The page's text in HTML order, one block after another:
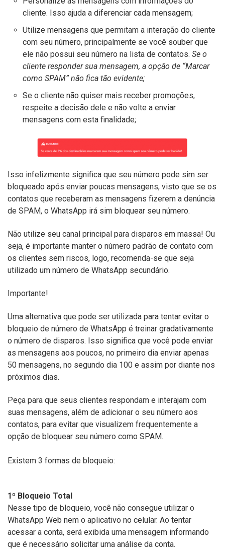
cliente. Isso ajuda a diferenciar cada mensagem;
Utilize mensagens que permitam a interação do cliente
com seu número, principalmente se você souber que
ele não possui seu número na lista de contatos. Se o
cliente responder sua mensagem, a opção de “Marcar
como SPAM” não fica tão evidente;
Se o cliente não quiser mais receber promoções,
respeite a decisão dele e não volte a enviar
mensagens com esta finalidade;
Isso infelizmente significa que seu número pode sim ser
bloqueado após enviar poucas mensagens, visto que se os
contatos que receberam as mensagens fizerem a denúncia
de SPAM, o WhatsApp irá sim bloquear seu número.
Não utilize seu canal principal para disparos em massa! Ou
seja, é importante manter o número padrão de contato com
os clientes sem riscos, logo, recomenda-se que seja
utilizado um número de WhatsApp secundário.
Importante!
Uma alternativa que pode ser utilizada para tentar evitar o
bloqueio de número de WhatsApp é treinar gradativamente
o número de disparos. Isso significa que você pode enviar
as mensagens aos poucos, no primeiro dia enviar apenas
50 mensagens, no segundo dia 100 e assim por diante nos
próximos dias.
Peça para que seus clientes respondam e interajam com
suas mensagens, além de adicionar o seu número aos
contatos, para evitar que visualizem frequentemente a
opção de bloquear seu número como SPAM.
Existem 3 formas de bloqueio:
1º Bloqueio Total
Nesse tipo de bloqueio, você não consegue utilizar o
WhatsApp Web nem o aplicativo no celular. Ao tentar
acessar a conta, será exibida uma mensagem informando
que é necessário solicitar uma análise da conta.